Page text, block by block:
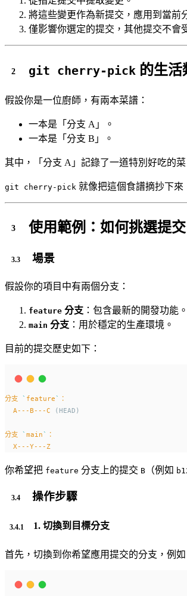
將這些變更作為新提交，應用到當前
僅影響你選定的提交，其他提交不會
git cherry-pick 的生活
假設你是一位廚師，有兩本菜譜：
一本是「分支 A」。
一本是「分支 B」。
其中，「分支 A」記錄了一道特別好吃的
git cherry-pick 就像把這個食譜摘抄下來
使用範例：如何挑選提交
場景
假設你的項目中有兩個分支：
feature 分支 ：包含最新的開發功能。
main 分支 ：用於穩定的生產環境。
目前的提交歷史如下：
分支 ` feature` ：
A---B---C (HEAD)
分支 ` main` ：
X---Y---Z
你希望把 feature 分支上的提交 B （例如
操作步驟
1. 切換到目標分支
首先，切換到你希望應用提交的分支，例如